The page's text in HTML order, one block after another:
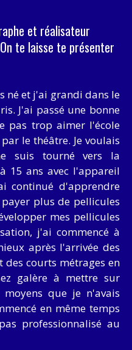
et réalisateur
te laisse te présenter
né et j'ai grandi dans le
J'ai passé une bonne
pas trop aimer l'école
le théâtre. Je voulais
suis tourné vers la
15 ans avec l'appareil
continué d'apprendre
plus de pellicules
mes pellicules
j'ai commencé à
après l'arrivée des
courts métrages en
galère à mettre sur
que je n'avais
en même temps
professionnalisé au